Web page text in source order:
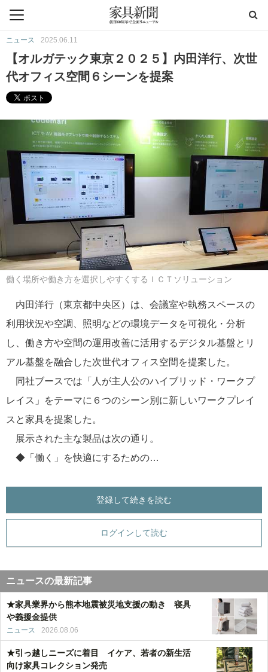
ニュース 2025.06.11
【オルガテック東京２０２５】内田洋行、次世
代オフィス空間６シーンを提案
働く場所や働き方を選択しやすくするＩＣＴソリューション
内田洋行（東京都中央区）は、会議室や執務スペースの
利用状況や空調、照明などの環境データを可視化・分析
し、働き方や空間の運用改善に活用するデジタル基盤とリ
アル基盤を融合した次世代オフィス空間を提案した。
同社ブースでは「人が主人公のハイブリッド・ワークプ
レイス」をテーマに６つのシーン別に新しいワークプレイ
スと家具を提案した。
展示された主な製品は次の通り。
◆「働く」を快適にするための…
登録して続きを読む
ログインして読む
ニュースの最新記事
★家具業界から熊本地震被災地支援の動き 寝具
や義援金提供
ニュース 2026.08.06
★引っ越しニーズに着目 イケア、若者の新生活
向け家具コレクション発売